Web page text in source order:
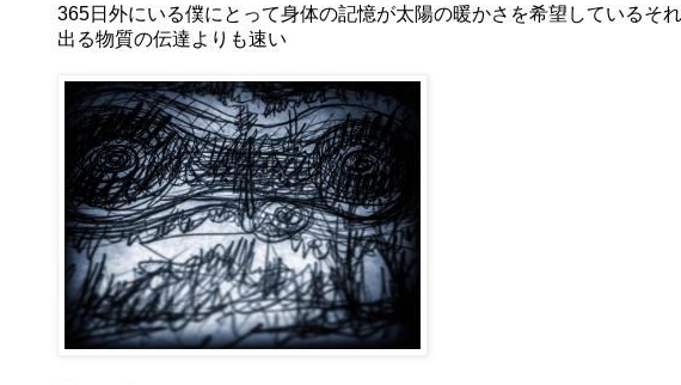
365日外にいる僕にとって身体の記憶が太陽の暖かさを希望しているそ
出る物質の伝達よりも速い